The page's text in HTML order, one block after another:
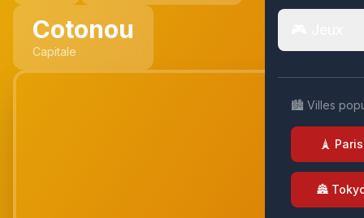
🏙️ Villes
🗼 Paris
🏯
Cotonou
Capitale